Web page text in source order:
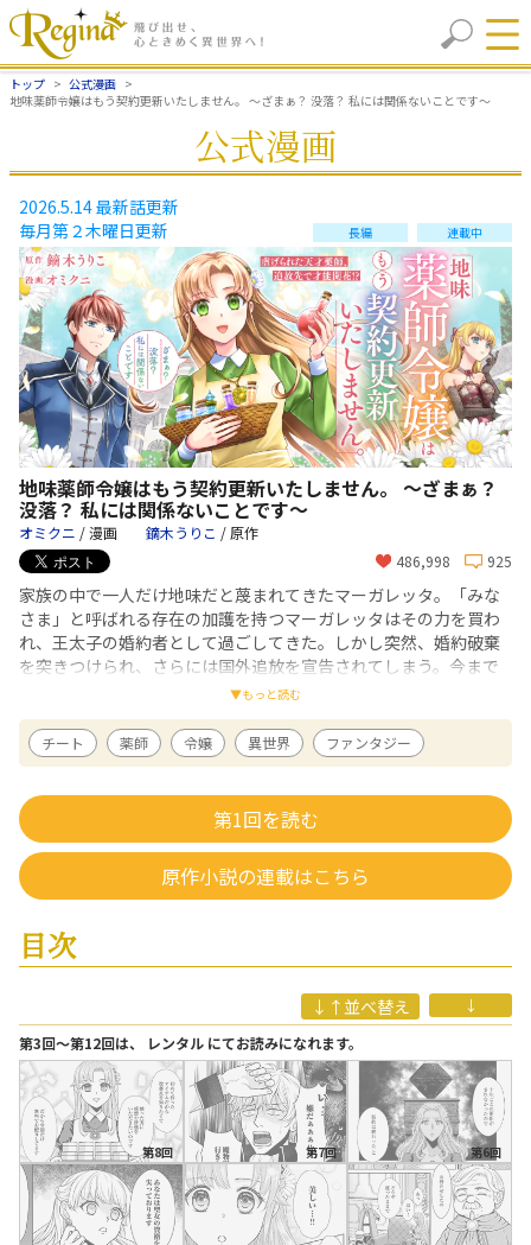
トップ
公式漫画
地味薬師令嬢はもう契約更新いたしません。 ～ざまぁ？ 没落？ 私には関係ないことです～
公式漫画
2026.5.14 最新話更新
毎月第２木曜日更新
長編 連載中
地味薬師令嬢はもう契約更新いたしません。 ～ざまぁ？
没落？ 私には関係ないことです～
オミクニ / 漫画 鏑木うりこ / 原作
486,998
925
家族の中で一人だけ地味だと蔑まれてきたマーガレッタ。「みな
さま」と呼ばれる存在の加護を持つマーガレッタはその力を買わ
れ、王太子の婚約者として過ごしてきた。しかし突然、婚約破棄
を突きつけられ、さらには国外追放を宣告されてしまう。今まで
のひどい扱いに我慢の限界を迎えたマーガレッタは家族と王太子
を見限り、10年前に彼らと結んだ『ある契約』を結び直さずに国
を出て行ってしまい――…！ 「もう一度力を貸してほしいと言われて
も、絶対にお断りです！」チート級薬師令嬢の痛快逆転ストーリ
福岡県出身。「Gullveida」にてアルファポリス第９回漫画大賞優秀賞受
賞。漫画「異世界の本屋さんへようこそ！」にて連載デビューに至る。
「異世界の本屋さんへようこそ！」（原作：安芸とわこ、アルファポリ
ス、全2巻）刊行。
鏑木うりこ
北海道出身。2022年1月より連載した『地味薬師令嬢はもう契約更新いた
受賞。趣味は手芸で小物づくり。ナッツ類をポリポリ食べるのが好き。
▼もっと読む
チート 薬師 令嬢 異世界 ファンタジー
第1回を読む
原作小説の連載はこちら
目次
↓↑並べ替え
↓
第3回〜第12回は、 レンタル にてお読みになれます。
第8回 第7回 第6回